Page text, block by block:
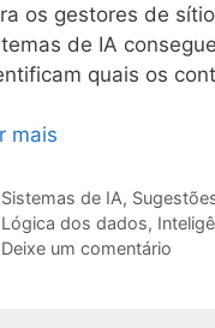
os gestores de
de IA
quais os
mais
Categorias
Sistemas de IA,
Etiquetas
Lógica dos dados,
Deixe um comentário